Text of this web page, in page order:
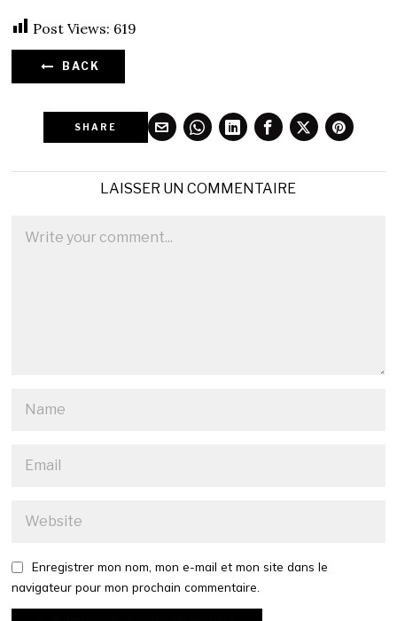
Post Views: 619
BACK
SHARE
LAISSER UN COMMENTAIRE
Enregistrer mon nom, mon e-mail et mon site dans le
navigateur pour mon prochain commentaire.